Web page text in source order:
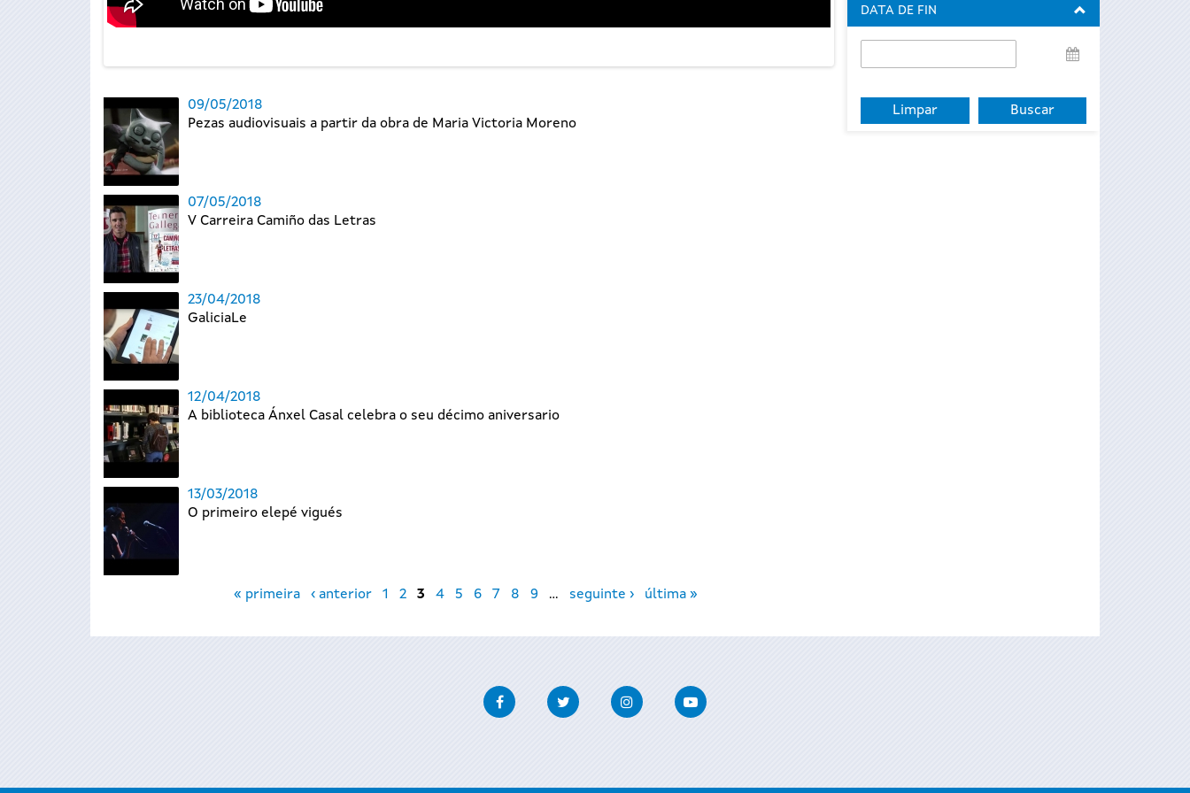
09/05/2018
Pezas audiovisuais a partir da obra de Maria Victoria Moreno
07/05/2018
V Carreira Camiño das Letras
23/04/2018
GaliciaLe
12/04/2018
A biblioteca Ánxel Casal celebra o seu décimo aniversario
13/03/2018
O primeiro elepé vigués
« primeira ‹ anterior 1 2 3 4 5 6 7 8 9 … seguinte › última »
DATA DE FIN
de
FacebookTwitter InstagramYoutube